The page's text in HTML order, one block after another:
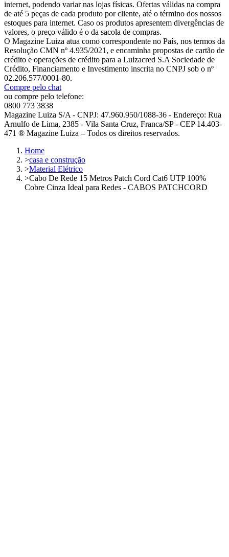
internet, podendo variar nas lojas físicas. Ofertas válidas na compra
de até 5 peças de cada produto por cliente, até o término dos nossos
estoques para internet. Caso os produtos apresentem divergências de
valores, o preço válido é o da sacola de compras.
O Magazine Luiza atua como correspondente no País, nos termos da
Resolução CMN nº 4.935/2021, e encaminha propostas de cartão de
crédito e operações de crédito para a Luizacred S.A Sociedade de
Crédito, Financiamento e Investimento inscrita no CNPJ sob o nº
02.206.577/0001-80.
Compre pelo chat
ou compre pelo telefone:
0800 773 3838
Magazine Luiza S/A - CNPJ: 47.960.950/1088-36 - Endereço: Rua
Arnulfo de Lima, 2385 - Vila Santa Cruz, Franca/SP - CEP 14.403-
471 ® Magazine Luiza – Todos os direitos reservados.
Home
>casa e construção
>Material Elétrico
>Cabo De Rede 15 Metros Patch Cord Cat6 UTP 100%
Cobre Cinza Ideal para Redes - CABOS PATCHCORD